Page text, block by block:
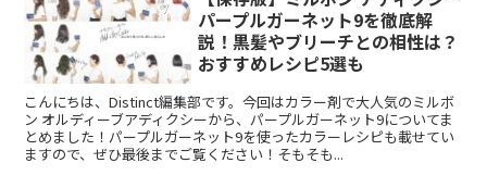
パープルガーネット9を徹底解
説！黒髪やブリーチとの相性は？
おすすめレシピ5選も
こんにちは、Distinct編集部です。今回はカラー剤で大人気のミルボ
ン オルディーブアディクシーから、パープルガーネット9についてま
とめました！パープルガーネット9を使ったカラーレシピも載せてい
ますので、ぜひ最後までご覧ください！そもそも...